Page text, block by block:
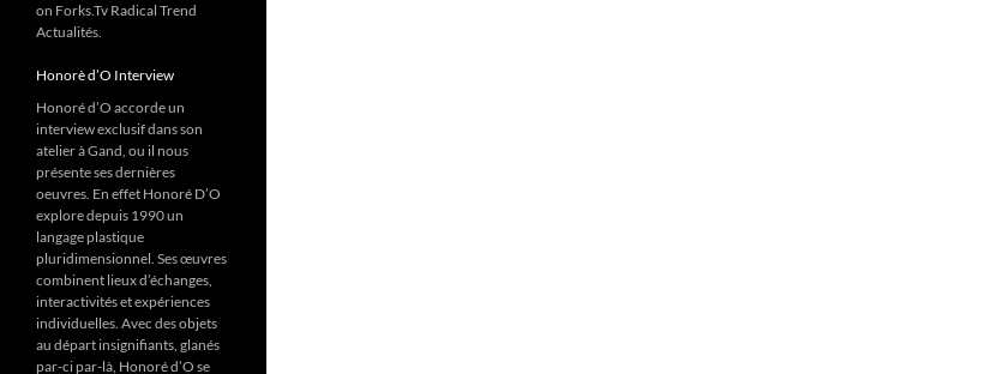
on Forks.Tv Radical Trend
Actualités.
Honorè d’O Interview
Honoré d’O accorde un
interview exclusif dans son
atelier à Gand, ou il nous
présente ses dernières
oeuvres. En effet Honoré D’O
explore depuis 1990 un
langage plastique
pluridimensionnel. Ses œuvres
combinent lieux d’échanges,
interactivités et expériences
individuelles. Avec des objets
au départ insignifiants, glanés
par-ci par-là, Honoré d’O se